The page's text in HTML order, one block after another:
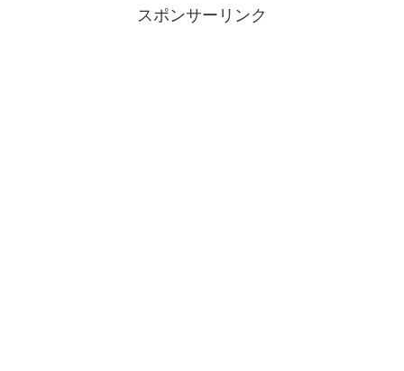
スポンサーリンク